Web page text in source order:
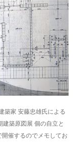
築家 安藤忠雄氏による
築原図展 個の自立と
開催するのでメモしてお